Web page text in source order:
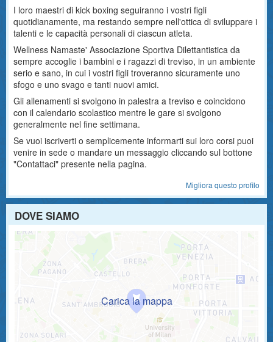
I loro maestri di kick boxing seguiranno i vostri figli
quotidianamente, ma restando sempre nell'ottica di sviluppare i
talenti e le capacità personali di ciascun atleta.
Wellness Namaste' Associazione Sportiva Dilettantistica da
sempre accoglie i bambini e i ragazzi di treviso, in un ambiente
serio e sano, in cui i vostri figli troveranno sicuramente uno
sfogo e uno svago e tanti nuovi amici.
Gli allenamenti si svolgono in palestra a treviso e coincidono
con il calendario scolastico mentre le gare si svolgono
generalmente nel fine settimana.
Se vuoi iscriverti o semplicemente informarti sui loro corsi puoi
venire in sede o mandare un messaggio cliccando sul bottone
"Contattaci" presente nella pagina.
Migliora questo profilo
DOVE SIAMO